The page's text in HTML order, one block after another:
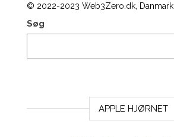
© 2022-2023 Web3Zero.dk, Danmark
Søg
APPLE HJØRNET